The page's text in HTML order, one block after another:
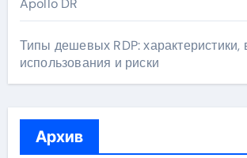
Apollo DR
Типы дешевых RDP: характеристики,
использования и риски
Архив